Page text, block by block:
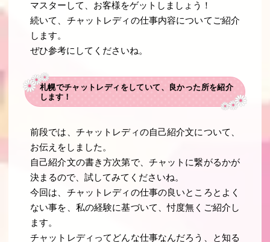
マスターして、お客様をゲットしましょう！
続いて、チャットレディの仕事内容についてご紹介
します。
ぜひ参考にしてくださいね。
札幌でチャットレディをしていて、良かった所を紹介
します！
前段では、チャットレディの自己紹介文について、
お伝えをしました。
自己紹介文の書き方次第で、チャットに繋がるかが
決まるので、試してみてくださいね。
今回は、チャットレディの仕事の良いところとよく
ない事を、私の経験に基づいて、忖度無くご紹介し
ます。
チャットレディってどんな仕事なんだろう、と知る